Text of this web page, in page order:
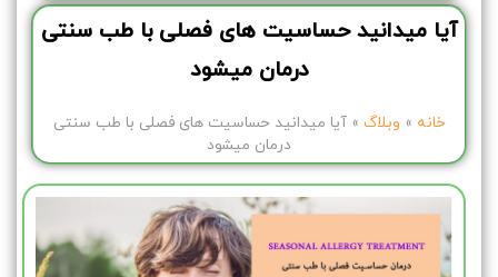
آیا میدانید حساسیت های فصلی با طب سنتی
درمان میشود
خانه» وبلاگ» آیا میدانید حساسیت های فصلی با طب سنتی
درمان میشود